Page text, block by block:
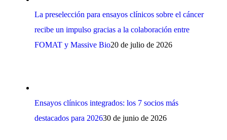
La preselección para ensayos clínicos sobre el cáncer
recibe un impulso gracias a la colaboración entre
FOMAT y Massive Bio20 de julio de 2026
Ensayos clínicos integrados: los 7 socios más
destacados para 202630 de junio de 2026